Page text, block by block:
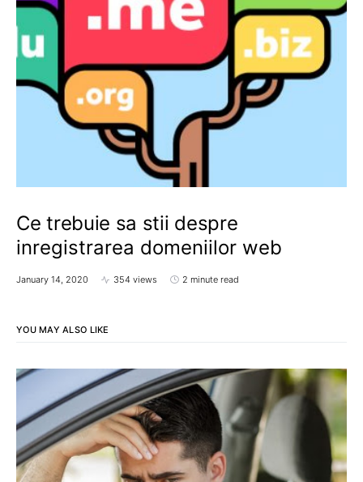
Ce trebuie sa stii despre
inregistrarea domeniilor web
January 14, 2020 354 views 2 minute read
YOU MAY ALSO LIKE